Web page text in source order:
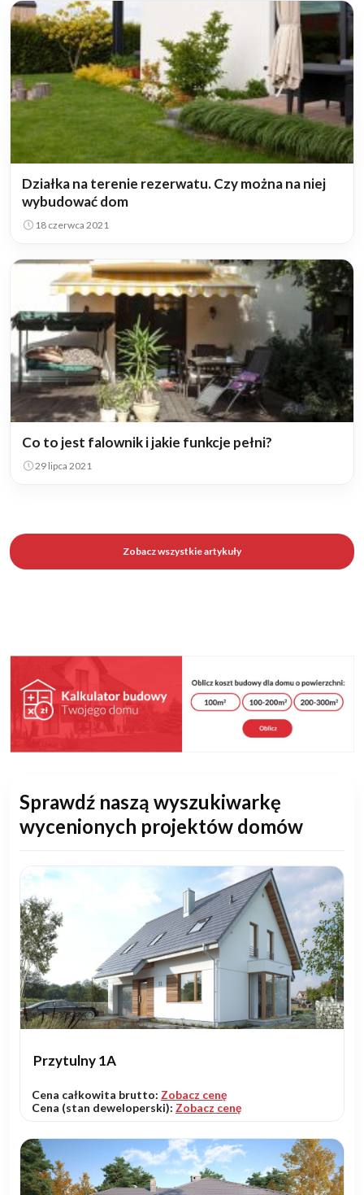
Działka na terenie rezerwatu. Czy można na niej
wybudować dom
18 czerwca 2021
Co to jest falownik i jakie funkcje pełni?
29 lipca 2021
Zobacz wszystkie artykuły
Sprawdź naszą wyszukiwarkę
wycenionych projektów domów
Przytulny 1A
Cena całkowita brutto: Zobacz cenę
Cena (stan deweloperski): Zobacz cenę